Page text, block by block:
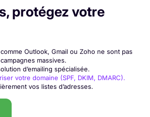
protégez votre
Outlook, Gmail ou Zoho ne sont pas
massives.
d’emailing spécialisée.
votre domaine (SPF, DKIM, DMARC).
vos listes d’adresses.